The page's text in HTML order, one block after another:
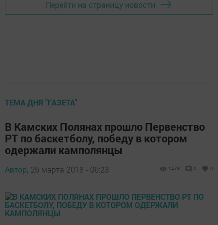
Перейти на страницу новости
ТЕМА ДНЯ "ГАЗЕТА"
В Камских Полянах прошло Первенство
РТ по баскетболу, победу в котором
одержали камполянцы
Автор, 26 марта 2018 - 06:23 1478 0 0